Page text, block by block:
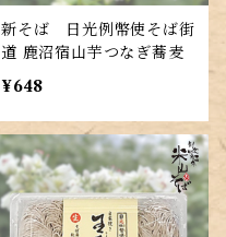
新そば 日光例幣使そば街
道 鹿沼宿山芋つなぎ蕎麦
¥648